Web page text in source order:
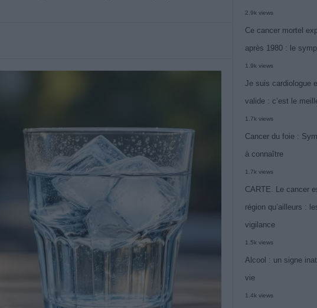
2.9k views
Ce cancer mortel
après 1980 : le
1.9k views
Je suis cardiologue
valide : c’est le
1.7k views
Cancer du foie :
à connaître
1.7k views
CARTE. Le cancer
région qu’ailleurs :
vigilance
1.5k views
Alcool : un signe
vie
1.4k views